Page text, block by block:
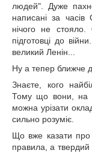
людей". Дуже
написані за
нічого не
підготовці до
великий Ленін...
Ну а тепер ближче
Знаєте, кого
Тому що вони, на
можна урізати
сильно розуміє.
Що вже казати про
правила, а твердий